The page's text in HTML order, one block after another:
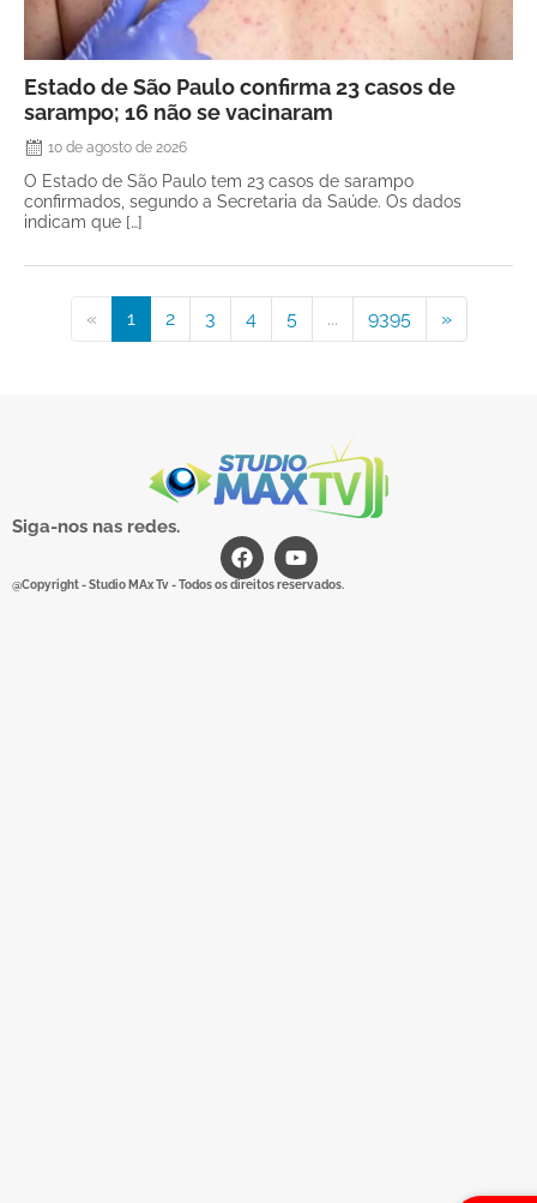
Estado de São Paulo confirma 23 casos de
sarampo; 16 não se vacinaram
10 de agosto de 2026
O Estado de São Paulo tem 23 casos de sarampo
confirmados, segundo a Secretaria da Saúde. Os dados
indicam que […]
« 1 2 3 4 5 ... 9395 »
Siga-nos nas redes.
@Copyright - Studio MAx Tv - Todos os direitos reservados.